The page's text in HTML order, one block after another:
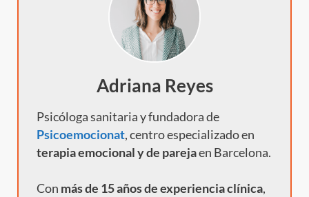
Adriana Reyes
Psicóloga sanitaria y fundadora de
Psicoemocionat, centro especializado en
terapia emocional y de parejaen Barcelona.
Con más de 15 años de experiencia clínica,